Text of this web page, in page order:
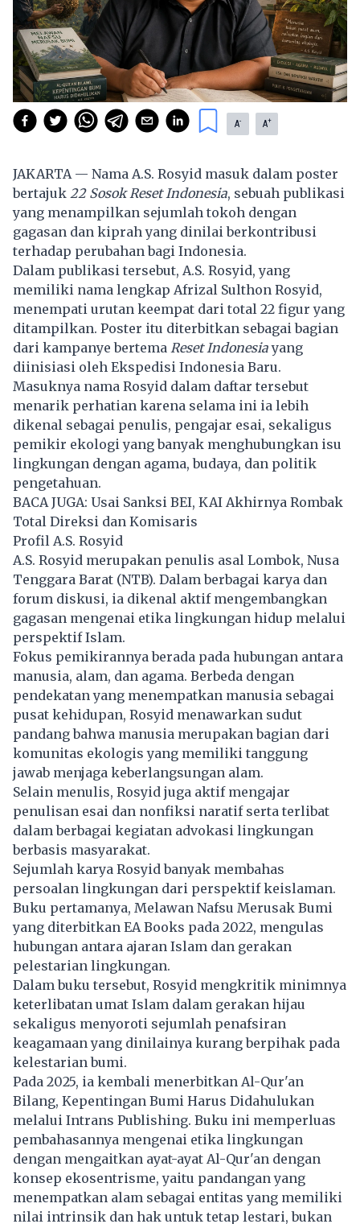
A- A+
JAKARTA — Nama A.S. Rosyid masuk dalam poster
bertajuk 22 Sosok Reset Indonesia, sebuah publikasi
yang menampilkan sejumlah tokoh dengan
gagasan dan kiprah yang dinilai berkontribusi
terhadap perubahan bagi Indonesia.
Dalam publikasi tersebut, A.S. Rosyid, yang
memiliki nama lengkap Afrizal Sulthon Rosyid,
menempati urutan keempat dari total 22 figur yang
ditampilkan. Poster itu diterbitkan sebagai bagian
dari kampanye bertema Reset Indonesiayang
diinisiasi oleh Ekspedisi Indonesia Baru.
Masuknya nama Rosyid dalam daftar tersebut
menarik perhatian karena selama ini ia lebih
dikenal sebagai penulis, pengajar esai, sekaligus
pemikir ekologi yang banyak menghubungkan isu
lingkungan dengan agama, budaya, dan politik
pengetahuan.
BACA JUGA: Usai Sanksi BEI, KAI Akhirnya Rombak
Total Direksi dan Komisaris
Profil A.S. Rosyid
A.S. Rosyid merupakan penulis asal Lombok, Nusa
Tenggara Barat (NTB). Dalam berbagai karya dan
forum diskusi, ia dikenal aktif mengembangkan
gagasan mengenai etika lingkungan hidup melalui
perspektif Islam.
Fokus pemikirannya berada pada hubungan antara
manusia, alam, dan agama. Berbeda dengan
pendekatan yang menempatkan manusia sebagai
pusat kehidupan, Rosyid menawarkan sudut
pandang bahwa manusia merupakan bagian dari
komunitas ekologis yang memiliki tanggung
jawab menjaga keberlangsungan alam.
Selain menulis, Rosyid juga aktif mengajar
penulisan esai dan nonfiksi naratif serta terlibat
dalam berbagai kegiatan advokasi lingkungan
berbasis masyarakat.
Sejumlah karya Rosyid banyak membahas
persoalan lingkungan dari perspektif keislaman.
Buku pertamanya, Melawan Nafsu Merusak Bumi
yang diterbitkan EA Books pada 2022, mengulas
hubungan antara ajaran Islam dan gerakan
pelestarian lingkungan.
Dalam buku tersebut, Rosyid mengkritik minimnya
keterlibatan umat Islam dalam gerakan hijau
sekaligus menyoroti sejumlah penafsiran
keagamaan yang dinilainya kurang berpihak pada
kelestarian bumi.
Pada 2025, ia kembali menerbitkan Al-Qur'an
Bilang, Kepentingan Bumi Harus Didahulukan
melalui Intrans Publishing. Buku ini memperluas
pembahasannya mengenai etika lingkungan
dengan mengaitkan ayat-ayat Al-Qur'an dengan
konsep ekosentrisme, yaitu pandangan yang
menempatkan alam sebagai entitas yang memiliki
nilai intrinsik dan hak untuk tetap lestari, bukan